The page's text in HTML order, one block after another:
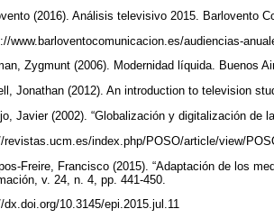
(2016). Análisis televisivo 2015. Barlovento
www.barloventocomunicacion.es/audiencias-
Zygmunt (2006). Modernidad líquida. Buenos
Jonathan (2012). An introduction to television
Javier (2002). “Globalización y digitalización
revistas.ucm.es/index.php/POSO/article/view/
Freire, Francisco (2015). “Adaptación de los
v. 24, n. 4, pp. 441-450.
dx.doi.org/10.3145/epi.2015.jul.11